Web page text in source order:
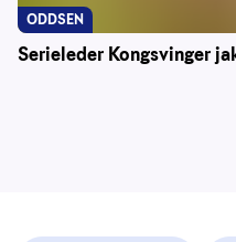
Serieleder Kongsvinger
ODDSEN